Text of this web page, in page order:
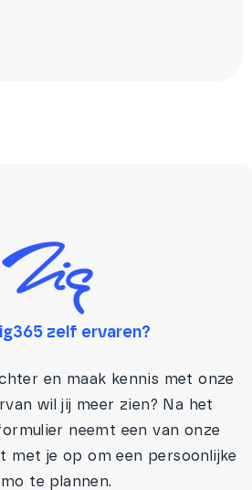
zelf ervaren?
en maak kennis met onze
wil jij meer zien? Na het
neemt een van onze
met je op om een persoonlijke
te plannen.